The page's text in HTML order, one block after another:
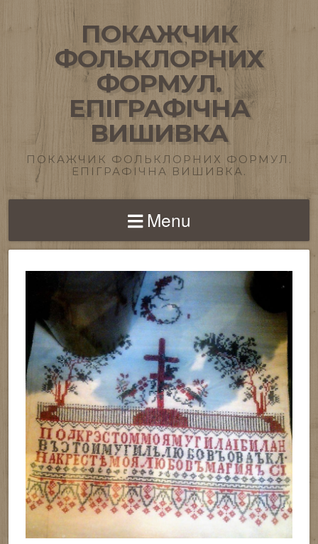
ПОКАЖЧИК
ФОЛЬКЛОРНИХ
ФОРМУЛ.
ЕПІГРАФІЧНА
ВИШИВКА
ПОКАЖЧИК ФОЛЬКЛОРНИХ ФОРМУЛ.
ЕПІГРАФІЧНА ВИШИВКА.
Menu